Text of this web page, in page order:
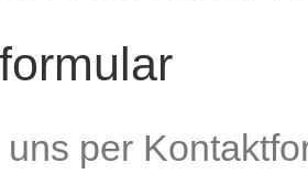
per